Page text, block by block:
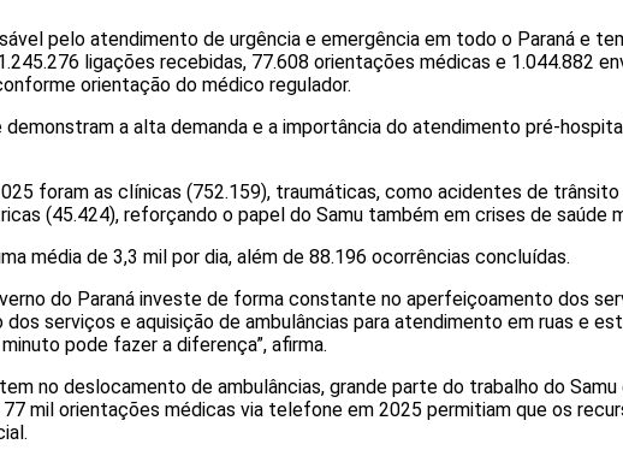
pelo atendimento de urgência e emergência em todo o Paraná e
ligações recebidas, 77.608 orientações médicas e 1.044.882
orientação do médico regulador.
a alta demanda e a importância do atendimento pré-
foram as clínicas (752.159), traumáticas, como acidentes de
(45.424), reforçando o papel do Samu também em crises de saúde
média de 3,3 mil por dia, além de 88.196 ocorrências concluídas.
do Paraná investe de forma constante no aperfeiçoamento dos
serviços e aquisição de ambulâncias para atendimento em ruas e
pode fazer a diferença”, afirma.
no deslocamento de ambulâncias, grande parte do trabalho do
mil orientações médicas via telefone em 2025 permitiam que os